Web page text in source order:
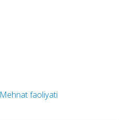
Mehnat faoliyati